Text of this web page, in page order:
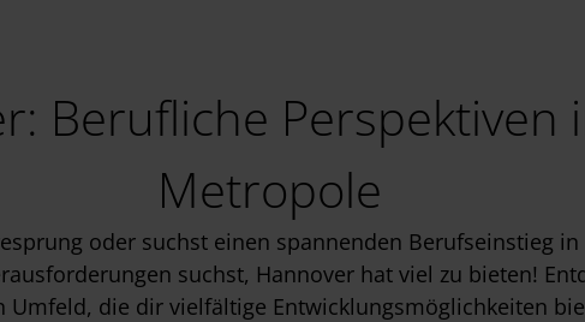
Berufliche Perspektiven
Metropole
oder suchst einen spannenden Berufseinstieg in
suchst, Hannover hat viel zu bieten!
die dir vielfältige Entwicklungsmöglichkeiten